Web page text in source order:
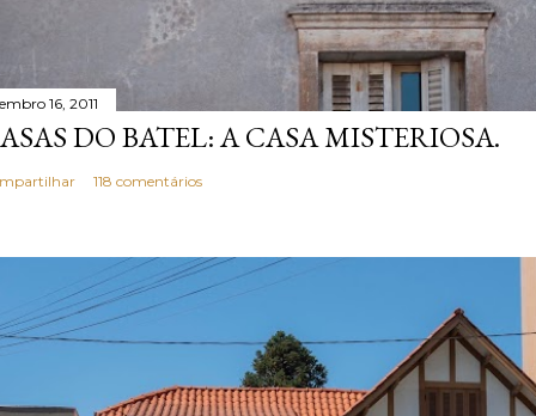
16, 2011
DO BATEL: A CASA MISTERIOSA.
118 comentários